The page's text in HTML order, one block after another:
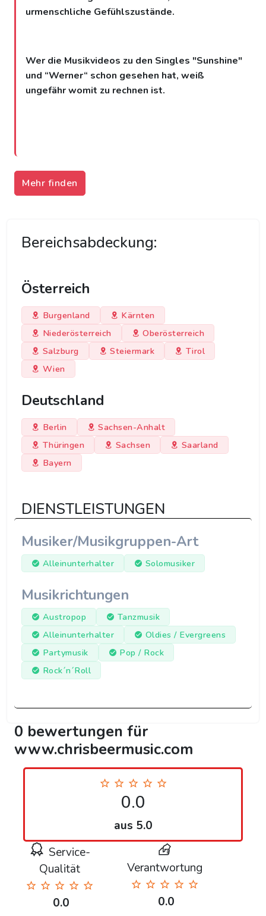
urmenschliche Gefühlszustände.
Wer die Musikvideos zu den Singles "Sunshine"
und “Werner“ schon gesehen hat, weiß
ungefähr womit zu rechnen ist.
Mehr finden
Bereichsabdeckung:
Österreich
Burgenland
Kärnten
Niederösterreich
Oberösterreich
Salzburg
Steiermark
Tirol
Wien
Deutschland
Berlin
Sachsen-Anhalt
Thüringen
Sachsen
Saarland
Bayern
DIENSTLEISTUNGEN
Musiker/Musikgruppen-Art
Alleinunterhalter Solomusiker
Musikrichtungen
Austropop
Tanzmusik
Alleinunterhalter
Oldies / Evergreens
Partymusik
Pop / Rock
Rock´n´Roll
0 bewertungen für
www.chrisbeermusic.com
0.0
aus 5.0
Service-
Qualität
0.0
Verantwortung
0.0